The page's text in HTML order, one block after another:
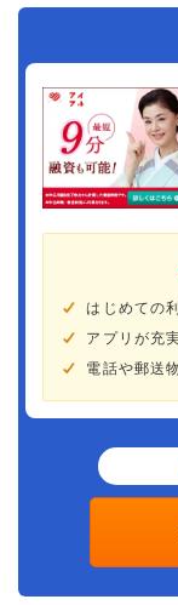
はじめての
アプリが充
電話や郵送